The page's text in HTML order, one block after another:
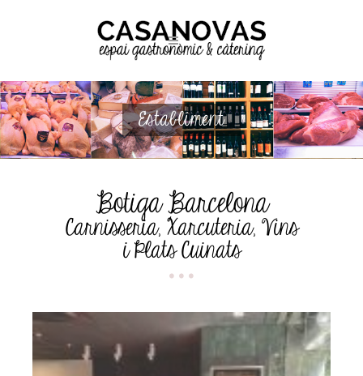
Establiment
Botiga Barcelona
Carnisseria, Xarcuteria, Vins
i Plats Cuinats